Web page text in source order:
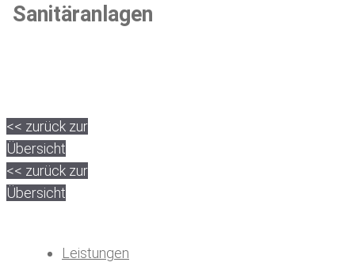
Sanitäranlagen
<< zurück zur
Übersicht
<< zurück zur
Übersicht
Leistungen